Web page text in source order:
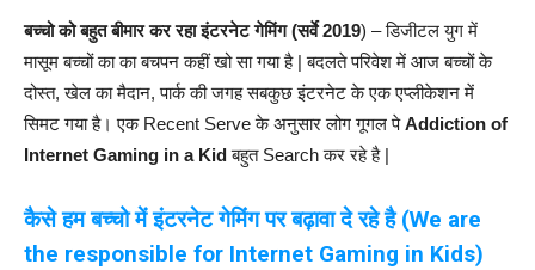
बच्चो को बहुत बीमार कर रहा इंटरनेट गेमिंग (सर्वे 2019) – डिजीटल युग में
मासूम बच्चों का का बचपन कहीं खो सा गया है | बदलते परिवेश में आज बच्चों के
दोस्त, खेल का मैदान, पार्क की जगह सबकुछ इंटरनेट के एक एप्लीकेशन में
सिमट गया है। एक Recent Serve के अनुसार लोग गूगल पेAddiction of
Internet Gaming in a Kidबहुत Search कर रहे है |
कैसे हम बच्चो में इंटरनेट गेमिंग पर बढ़ावा दे रहे है (We are
the responsible for Internet Gaming in Kids)